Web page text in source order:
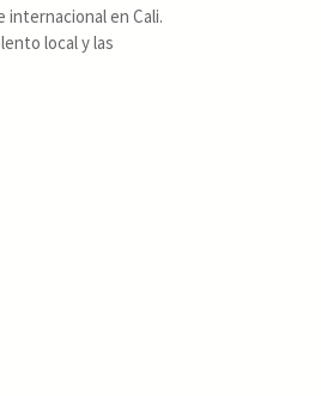
internacional en Cali.
local y las